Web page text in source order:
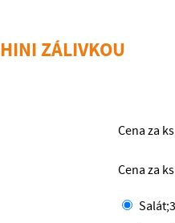
ZÁLIVKOU
Cena za
Cena za
Salát;